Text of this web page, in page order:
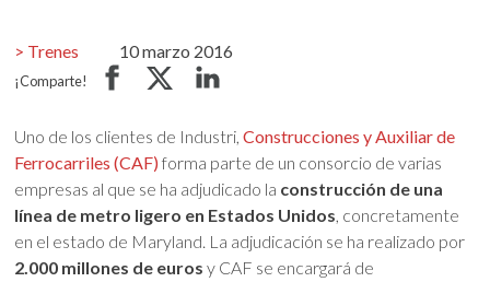
Trenes 10 marzo 2016
¡Comparte!
Uno de los clientes de Industri,Construcciones y Auxiliar de
Ferrocarriles (CAF) forma parte de un consorcio de varias
empresas al que se ha adjudicado la construcción de una
línea de metro ligero en Estados Unidos, concretamente
en el estado de Maryland. La adjudicación se ha realizado por
2.000 millones de euros y CAF se encargará de